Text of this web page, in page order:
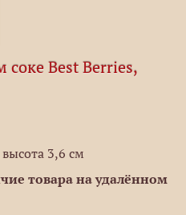
Best Berries,
3,6 см
товара на удалённом